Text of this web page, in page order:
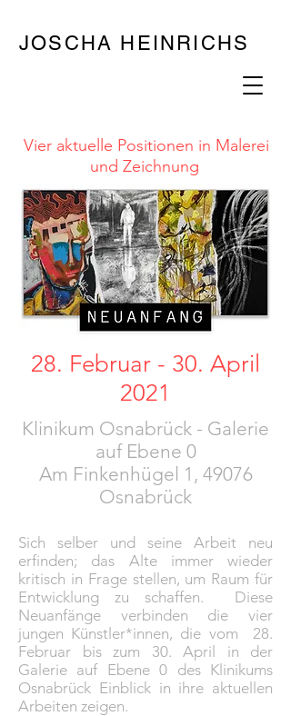
JOSCHA HEINRICHS
Vier aktuelle Positionen in Malerei
und Zeichnung
28. Februar - 30. April
2021
Klinikum Osnabrück - Galerie
auf Ebene 0
Am Finkenhügel 1, 49076
Osnabrück
Sich selber und seine Arbeit neu
erfinden; das Alte immer wieder
kritisch in Frage stellen, um Raum für
Entwicklung zu schaffen. Diese
Neuanfänge verbinden die vier
jungen Künstler*innen, die vom 28.
Februar bis zum 30. April in der
Galerie auf Ebene 0 des Klinikums
Osnabrück Einblick in ihre aktuellen
Arbeiten zeigen.